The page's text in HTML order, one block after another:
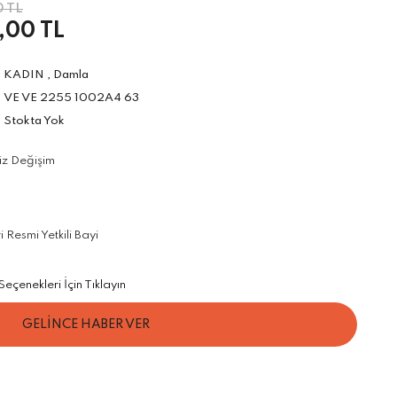
TL
TL
KADIN , Damla
VE VE 2255 1002A4 63
Stokta Yok
Değişim
Yetkili Bayi
İçin Tıklayın
GELİNCE HABER VER